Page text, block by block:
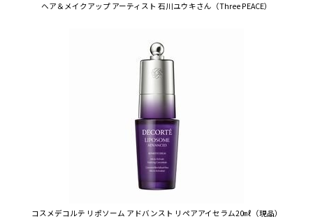
ヘア＆メイクアップ アーティスト 石川ユウキさん （Three PEACE）
コスメデコルテ リポソーム アドバンスト リペアアイセラム20㎖（現品）